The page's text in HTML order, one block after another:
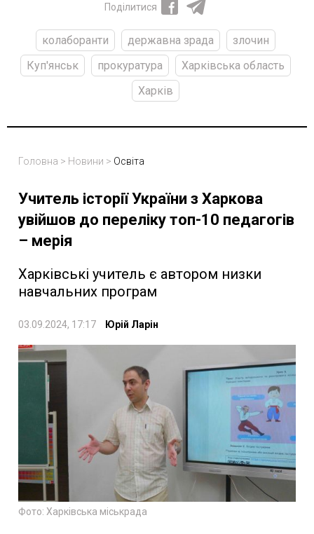
Поділитися
колаборанти державна зрада
злочин
Куп'янськ
прокуратура
Харківська область
Харків
Головна > Новини > Освіта
Учитель історії України з Харкова
увійшов до переліку топ-10 педагогів
– мерія
Харківські учитель є автором низки
навчальних програм
03.09.2024, 17:17 Юрій Ларін
Фото: Харківська міськрада